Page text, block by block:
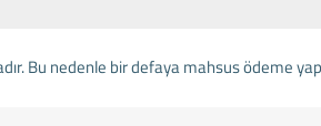
Bu nedenle bir defaya mahsus ödeme